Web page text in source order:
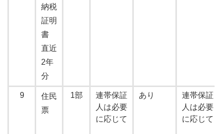
納税
証明
書
直近
2年
分
9
住民
票
1部
連帯保証
人は必要
に応じて
あり
連帯保証
人は必要
に応じて